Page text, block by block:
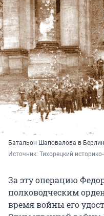
Батальон Шаповалова в
Источник: Тихорецкий
За эту операцию
полководческим
время войны его